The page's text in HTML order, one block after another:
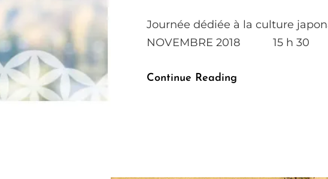
Journée dédiée à la culture
NOVEMBRE 2018 15 h
Continue Reading